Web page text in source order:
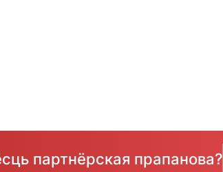
партнёрская прапанова?